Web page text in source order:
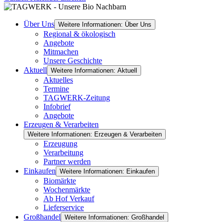
Über Uns Weitere Informationen: Über Uns
Regional & ökologisch
Angebote
Mitmachen
Unsere Geschichte
Aktuell Weitere Informationen: Aktuell
Aktuelles
Termine
TAGWERK-Zeitung
Infobrief
Angebote
Erzeugen & Verarbeiten
Weitere Informationen: Erzeugen & Verarbeiten
Erzeugung
Verarbeitung
Partner werden
Einkaufen Weitere Informationen: Einkaufen
Biomärkte
Wochenmärkte
Ab Hof Verkauf
Lieferservice
Großhandel Weitere Informationen: Großhandel